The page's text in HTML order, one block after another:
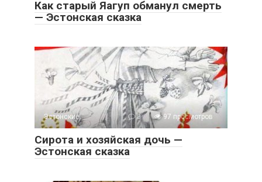
Как старый Яагуп обманул смерть
— Эстонская сказка
Эстонские 0 97 просмотров
Сирота и хозяйская дочь —
Эстонская сказка